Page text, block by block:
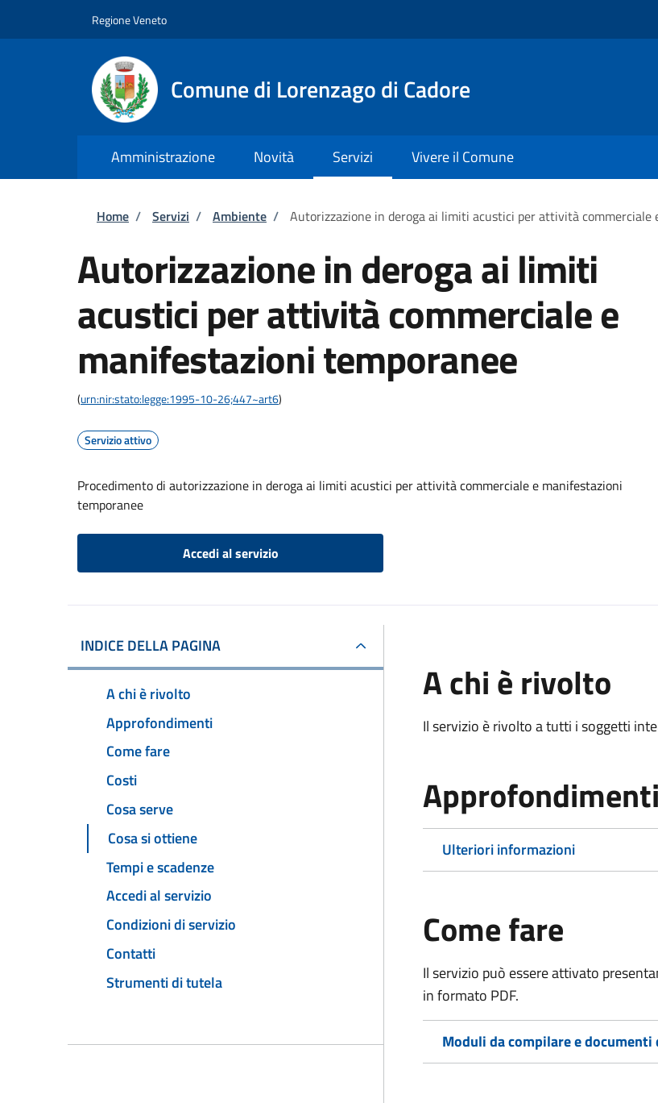
Regione Veneto
Comune di Lorenzago di Cadore
Amministrazione Novità Servizi Vivere il Comune
Briciole di pane
Home / Servizi / Ambiente / Autorizzazione in deroga ai limiti acustici per attività commerciale
Autorizzazione in deroga ai limiti
acustici per attività commerciale e
manifestazioni temporanee
(urn:nir:stato:legge:1995-10-26;447~art6)
Servizio attivo
Procedimento di autorizzazione in deroga ai limiti acustici per attività commerciale e manifestazioni
temporanee
Accedi al servizio
INDICE DELLA PAGINA
A chi è rivolto
Approfondimenti
Come fare
Costi
Cosa serve
Cosa si ottiene
Tempi e scadenze
Accedi al servizio
Condizioni di servizio
Contatti
Strumenti di tutela
A chi è rivolto
Il servizio è rivolto a tutti i soggetti
Approfondimenti
Ulteriori informazioni
Come fare
Il servizio può essere attivato
in formato PDF.
Moduli da compilare e documenti